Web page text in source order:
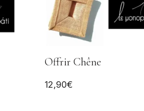
Offrir Chêne
12,90€